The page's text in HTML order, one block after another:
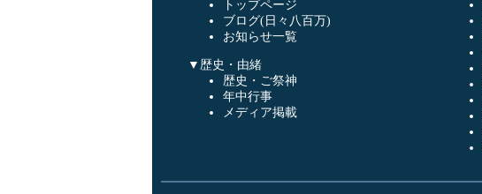
トップページ
ブログ(日々八百万)
お知らせ一覧
▼歴史・由緒
歴史・ご祭神
年中行事
メディア掲載